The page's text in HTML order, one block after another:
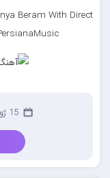
Beram With Direct
15 ژوئن 2022